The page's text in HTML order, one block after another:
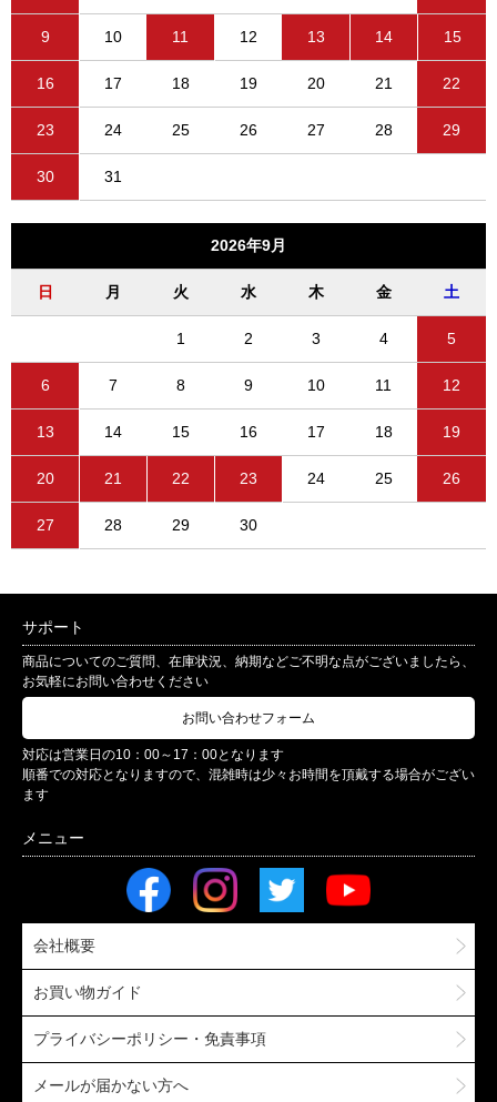
9 10 11 12 13 14 15
16 17 18 19 20 21 22
23 24 25 26 27 28 29
30 31
2026年9月
日 月 火 水 木 金 土
1 2 3 4 5
6 7 8 9 10 11 12
13 14 15 16 17 18 19
20 21 22 23 24 25 26
27 28 29 30
サポート
商品についてのご質問、在庫状況、納期などご不明な点がございましたら、
お気軽にお問い合わせください
お問い合わせフォーム
対応は営業日の10：00～17：00となります
順番での対応となりますので、混雑時は少々お時間を頂戴する場合がござい
ます
会社概要
お買い物ガイド
プライバシーポリシー・免責事項
メールが届かない方へ